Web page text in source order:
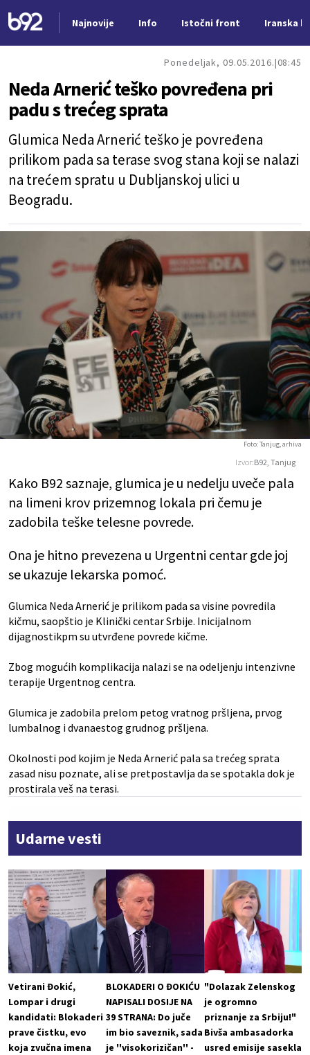
Najnovije Info Istočni front Iranska
Ponedeljak, 09.05.2016. 08:45
Neda Arnerić teško povređena pri
padu s trećeg sprata
Glumica Neda Arnerić teško je povređena
prilikom pada sa terase svog stana koji se nalazi
na trećem spratu u Dubljanskoj ulici u
Beogradu.
Izvor:B92, Tanjug
Foto: Tanjug, arhiva
Kako B92 saznaje, glumica je u nedelju uveče pala
na limeni krov prizemnog lokala pri čemu je
zadobila teške telesne povrede.
Ona je hitno prevezena u Urgentni centar gde joj
se ukazuje lekarska pomoć.
Glumica Neda Arnerić je prilikom pada sa visine povredila
kičmu, saopštio je Klinički centar Srbije. Inicijalnom
dijagnostikpm su utvrđene povrede kičme.
Zbog mogućih komplikacija nalazi se na odeljenju intenzivne
terapije Urgentnog centra.
Glumica je zadobila prelom petog vratnog pršljena, prvog
lumbalnog i dvanaestog grudnog pršljena.
Okolnosti pod kojim je Neda Arnerić pala sa trećeg sprata
zasad nisu poznate, ali se pretpostavlja da se spotakla dok je
prostirala veš na terasi.
Udarne vesti
Vetirani Đokić,
Lompar i drugi
kandidati: Blokaderi
prave čistku, evo
koja zvučna imena
BLOKADERI O ĐOKIĆU
NAPISALI DOSIJE NA
39 STRANA: Do juče
im bio saveznik, sada
je ''visokorizičan'' -
"Dolazak Zelenskog
je ogromno
priznanje za Srbiju!"
Bivša ambasadorka
usred emisije sasekla